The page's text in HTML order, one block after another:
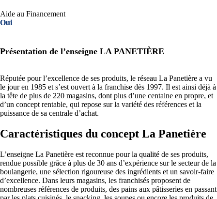
Aide au Financement
Oui
Présentation de l’enseigne LA PANETIÈRE
Réputée pour l’excellence de ses produits, le réseau La Panetière a vu
le jour en 1985 et s’est ouvert à la franchise dès 1997. Il est ainsi déjà à
la tête de plus de 220 magasins, dont plus d’une centaine en propre, et
d’un concept rentable, qui repose sur la variété des références et la
puissance de sa centrale d’achat.
Caractéristiques du concept La Panetière
L’enseigne La Panetière est reconnue pour la qualité de ses produits,
rendue possible grâce à plus de 30 ans d’expérience sur le secteur de la
boulangerie, une sélection rigoureuse des ingrédients et un savoir-faire
d’excellence. Dans leurs magasins, les franchisés proposent de
nombreuses références de produits, des pains aux pâtisseries en passant